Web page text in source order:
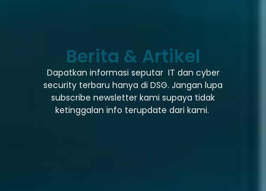
Berita & Artikel
Dapatkan informasi seputar IT dan cyber
security terbaru hanya di DSG. Jangan lupa
subscribe newsletter kami supaya tidak
ketinggalan info terupdate dari kami.